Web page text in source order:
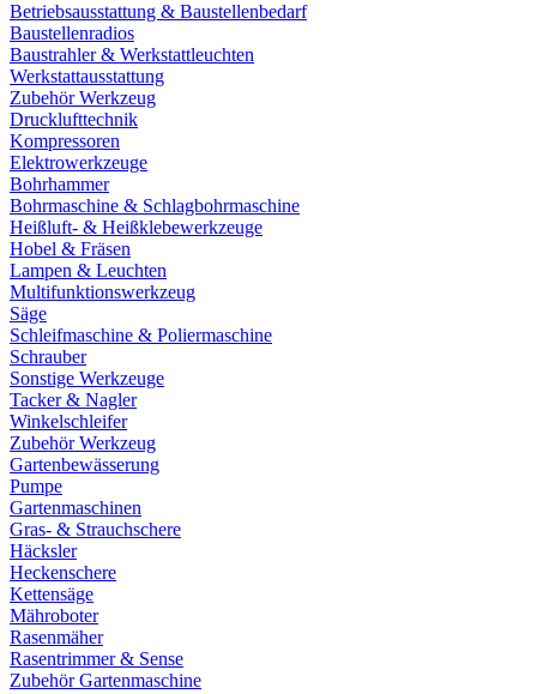
Betriebsausstattung & Baustellenbedarf
Baustellenradios
Baustrahler & Werkstattleuchten
Werkstattausstattung
Zubehör Werkzeug
Drucklufttechnik
Kompressoren
Elektrowerkzeuge
Bohrhammer
Bohrmaschine & Schlagbohrmaschine
Heißluft- & Heißklebewerkzeuge
Hobel & Fräsen
Lampen & Leuchten
Multifunktionswerkzeug
Säge
Schleifmaschine & Poliermaschine
Schrauber
Sonstige Werkzeuge
Tacker & Nagler
Winkelschleifer
Zubehör Werkzeug
Gartenbewässerung
Pumpe
Gartenmaschinen
Gras- & Strauchschere
Häcksler
Heckenschere
Kettensäge
Mähroboter
Rasenmäher
Rasentrimmer & Sense
Zubehör Gartenmaschine